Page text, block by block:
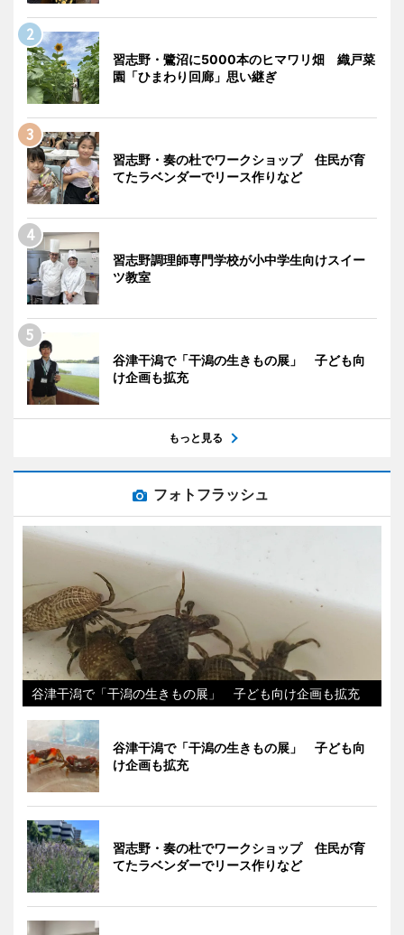
習志野・鷺沼に5000本のヒマワリ畑 織戸菜
園「ひまわり回廊」思い継ぎ
習志野・奏の杜でワークショップ 住民が育
てたラベンダーでリース作りなど
習志野調理師専門学校が小中学生向けスイー
ツ教室
谷津干潟で「干潟の生きもの展」 子ども向
け企画も拡充
もっと見る
フォトフラッシュ
谷津干潟で「干潟の生きもの展」 子ども向け企画も拡充
谷津干潟で「干潟の生きもの展」 子ども向
け企画も拡充
習志野・奏の杜でワークショップ 住民が育
てたラベンダーでリース作りなど